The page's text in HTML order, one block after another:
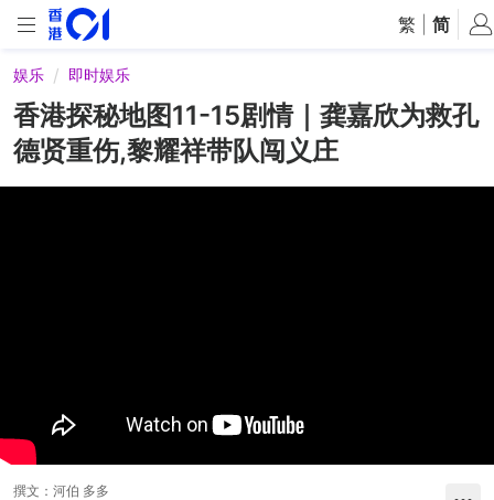
繁 简
娱乐 即时娱乐
香港探秘地图11-15剧情｜龚嘉欣为救孔
德贤重伤,黎耀祥带队闯义庄
撰文： 河伯 多多